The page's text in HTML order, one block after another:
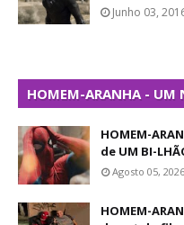
Junho 03,
HOMEM-ARANHA - UM
HOMEM-
de UM BI-
Agosto 05, 2026
HOMEM-